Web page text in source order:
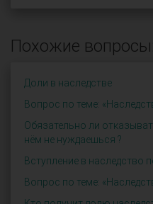
Похожие вопросы:
Доли в наследстве
Вопрос по теме:
Обязательно ли
нём не нуждаешься ?
Вступление в наследство
Вопрос по теме: